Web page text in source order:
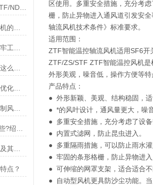
看完这个！你才真正了解ZTF/STF/NDF温控风机
射流式诱导风机在通风系统中的优化设计
温控轴流风机是如何根据温度控制风扇转速的？
离心式消防排烟风机的工作原理及其优点介绍
点？
区使用。多重安全措施，充分考
栅，防止异物进入通风道引发安
轴流风机技术条件》标准要求。
适用范围：
ZTF智能温控轴流风机适用SF6开
ZTF/ZS/STF ZTF智能温控风机是
外形美观，噪音低，操作方便等特
产品特点：
● 外形新颖、美观、结构稳固，适
● *的风叶设计，通风量更大，噪
● 多重安全措施，充分考虑了设备
● 内置式滤网，防止昆虫进入。
● 多重隔雨措施，可以防止雨水灌
● 牢固的条形格栅，防止异物进入
● 可伸缩的网罩支架，适合适合不
● 自动型风机更具防沙尘功能。